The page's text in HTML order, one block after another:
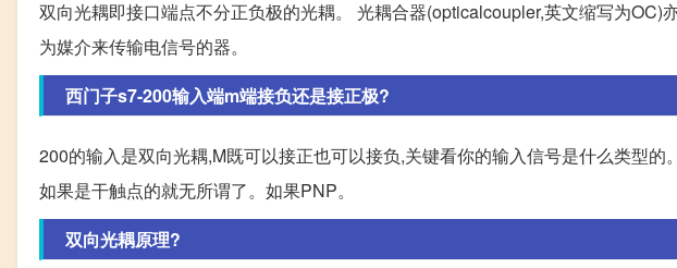
双向光耦即接口端点不分正负极的光耦。 光耦合器(opticalcoupler,英文缩写为OC)
为媒介来传输电信号的器。
西门子s7-200输入端m端接负还是接正极?
200的输入是双向光耦,M既可以接正也可以接负,关键看你的输入信号是什么类型的
如果是干触点的就无所谓了。如果PNP。
双向光耦原理?